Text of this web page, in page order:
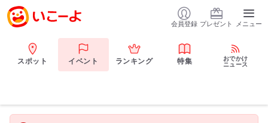
会員登録 プレゼント メニュー
スポット イベント ランキング 特集
おでかけ
ニュース